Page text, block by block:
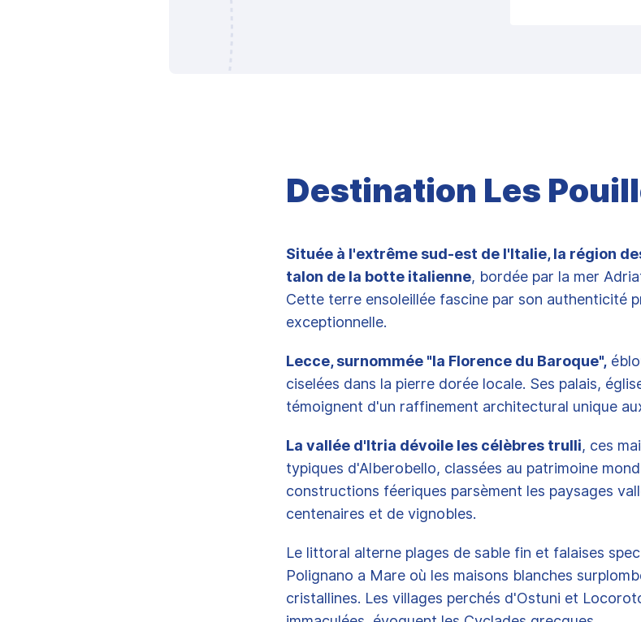
Destination Les
Située à l'extrême sud-est de l'Italie, la région
talon de la botte italienne, bordée par la mer
Cette terre ensoleillée fascine par son authenticité
exceptionnelle.
Lecce, surnommée "la Florence du Baroque",
ciselées dans la pierre dorée locale. Ses palais,
témoignent d'un raffinement architectural unique
La vallée d'Itria dévoile les célèbres trulli, ces
typiques d'Alberobello, classées au patrimoine
constructions féeriques parsèment les paysages
centenaires et de vignobles.
Le littoral alterne plages de sable fin et falaises
Polignano a Mare où les maisons blanches
cristallines. Les villages perchés d'Ostuni et